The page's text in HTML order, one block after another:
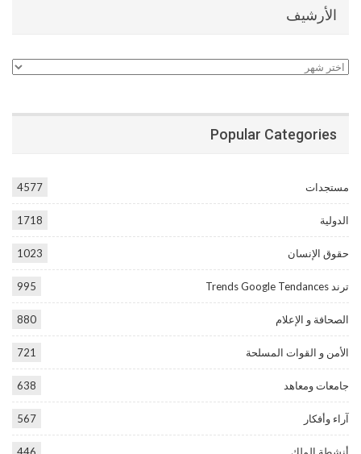
الأرشيف
الأرشيف
Popular Categories
مستجدات 4577
الدولية 1718
حقوق الإنسان 1023
ترند Trends Google Tendances 995
الصحافة و الإعلام 880
الأمن و القوات المسلحة 721
جامعات ومعاهد 638
آراء وأفكار 567